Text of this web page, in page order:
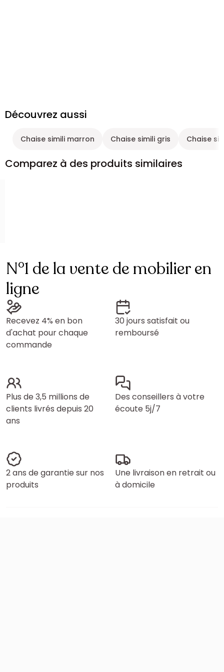
Découvrez aussi
Chaise simili marron Chaise simili gris Chaise
Comparez à des produits similaires
N°1 de la vente de mobilier en
ligne
Recevez 4% en bon
d'achat pour chaque
commande
30 jours satisfait ou
remboursé
Plus de 3,5 millions de
clients livrés depuis 20
ans
Des conseillers à votre
écoute 5j/7
2 ans de garantie sur nos
produits
Une livraison en retrait ou
à domicile